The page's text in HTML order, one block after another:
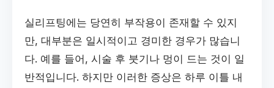
실리프팅에는 당연히 부작용이 존재할 수 있지
만, 대부분은 일시적이고 경미한 경우가 많습니
다. 예를 들어, 시술 후 붓기나 멍이 드는 것이 일
반적입니다. 하지만 이러한 증상은 하루 이틀 내